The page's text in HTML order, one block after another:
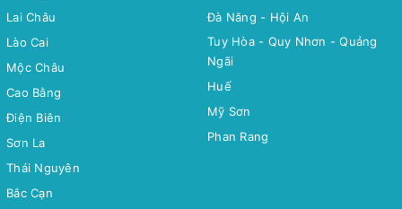
Lai Châu
Lào Cai
Mộc Châu
Cao Bằng
Điện Biên
Sơn La
Thái Nguyên
Bắc Cạn
Đà Năng - Hội An
Tuy Hòa - Quy Nhơn - Quảng
Ngãi
Huế
Mỹ Sơn
Phan Rang